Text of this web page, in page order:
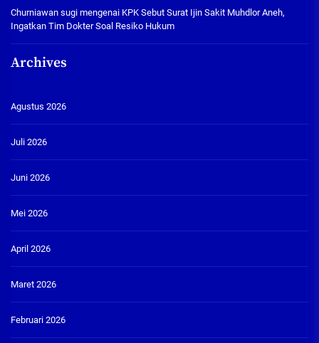
Churniawan sugi mengenai KPK Sebut Surat Ijin Sakit Muhdlor Aneh,
Ingatkan Tim Dokter Soal Resiko Hukum
Archives
Agustus 2026
Juli 2026
Juni 2026
Mei 2026
April 2026
Maret 2026
Februari 2026